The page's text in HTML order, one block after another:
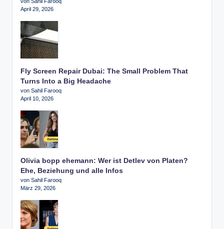
April 29, 2026
Fly Screen Repair Dubai: The Small Problem That
Turns Into a Big Headache
von Sahil Farooq
April 10, 2026
Olivia bopp ehemann: Wer ist Detlev von Platen?
Ehe, Beziehung und alle Infos
von Sahil Farooq
März 29, 2026